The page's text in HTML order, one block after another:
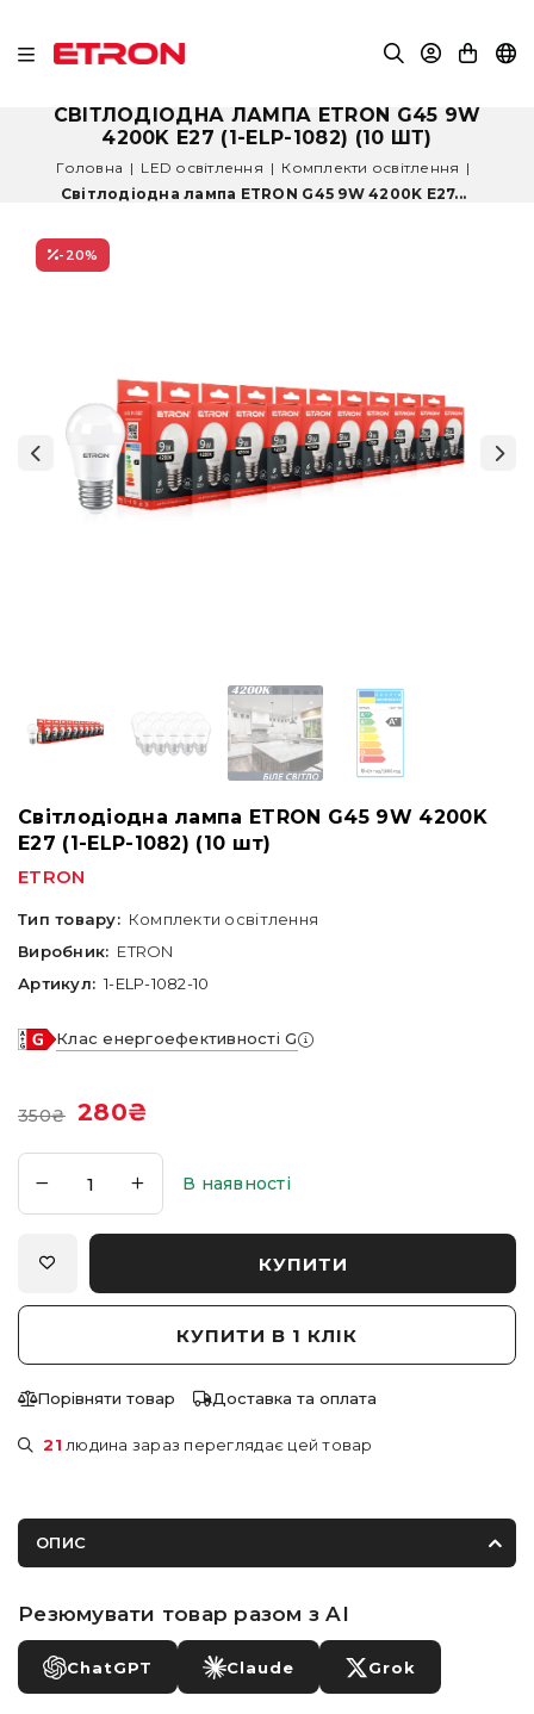
СВІТЛОДІОДНА ЛАМПА ETRON G45 9W
4200K E27 (1-ELP-1082) (10 ШТ)
Головна | LED освітлення | Комплекти освітлення |
Світлодіодна лампа ETRON G45 9W 4200K E27...
-20%
Світлодіодна лампа ETRON G45 9W 4200K
E27 (1-ELP-1082) (10 шт)
ETRON
Тип товару: Комплекти освітлення
Виробник: ETRON
Артикул: 1-ELP-1082-10
Клас енергоефективності G
350₴ 280₴
В наявності
КУПИТИ
КУПИТИ В 1 КЛІК
Порівняти товар Доставка та оплата
21 людина зараз переглядає цей товар
ОПИС
Резюмувати товар разом з AI
ChatGPT Claude Grok